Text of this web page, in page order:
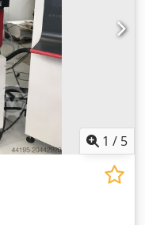
alcanzable: 0,2 µm
- 0,33 mm Incluye
caja de mando
USB La máquina
nosotros después
podemos ofrecer la
1 / 5